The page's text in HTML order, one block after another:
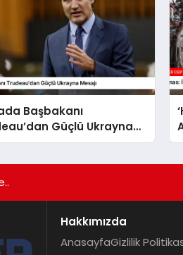
Başbakanı
Güçlü Ukrayna
Hakkımızda
AnasayfaGizlilik